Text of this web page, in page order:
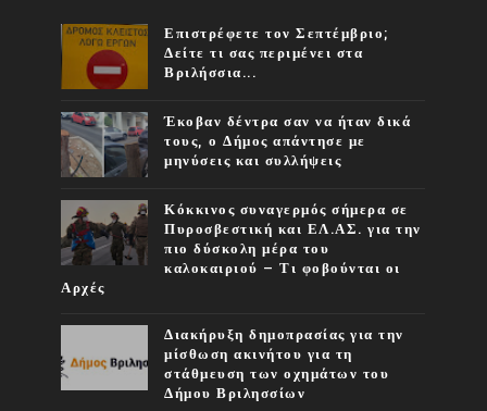
Επιστρέφετε τον Σεπτέμβριο;
Δείτε τι σας περιμένει στα
Βριλήσσια...
Έκοβαν δέντρα σαν να ήταν δικά
τους, ο Δήμος απάντησε με
μηνύσεις και συλλήψεις
Κόκκινος συναγερμός σήμερα σε
Πυροσβεστική και ΕΛ.ΑΣ. για την
πιο δύσκολη μέρα του
καλοκαιριού – Τι φοβούνται οι
Αρχές
Διακήρυξη δημοπρασίας για την
μίσθωση ακινήτου για τη
στάθμευση των οχημάτων του
Δήμου Βριλησσίων